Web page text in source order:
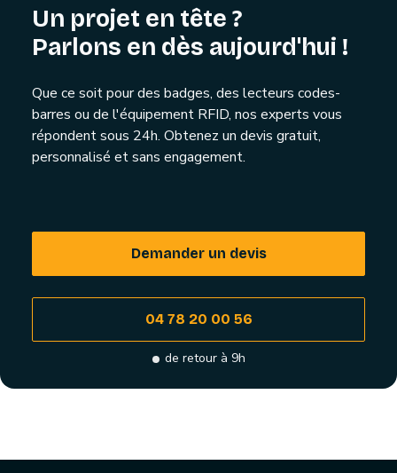
Un projet en tête ?
Parlons en dès aujourd'hui !
Que ce soit pour des badges, des lecteurs codes-
barres ou de l'équipement RFID, nos experts vous
répondent sous 24h. Obtenez un devis gratuit,
personnalisé et sans engagement.
Demander un devis
04 78 20 00 56
de retour à 9h